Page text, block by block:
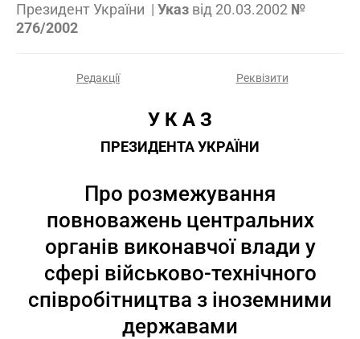
Президент України | Указ від 20.03.2002 №
276/2002
Редакції Реквізити
У К А З
ПРЕЗИДЕНТА УКРАЇНИ
Про розмежування
повноважень центральних
органів виконавчої влади у
сфері військово-технічного
співробітництва з іноземними
державами